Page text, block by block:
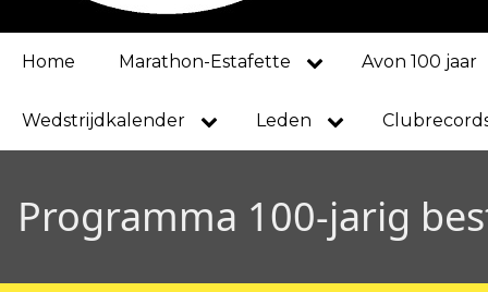
Main
navigation
Home Marathon-Estafette Avon 100 jaar
Wedstrijdkalender Leden
Programma 100-jarig